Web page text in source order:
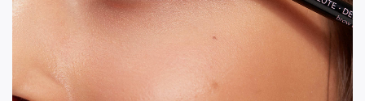
Почему цвет карандаша может казаться
слишком светлым или даже незаметным при
нанесении?